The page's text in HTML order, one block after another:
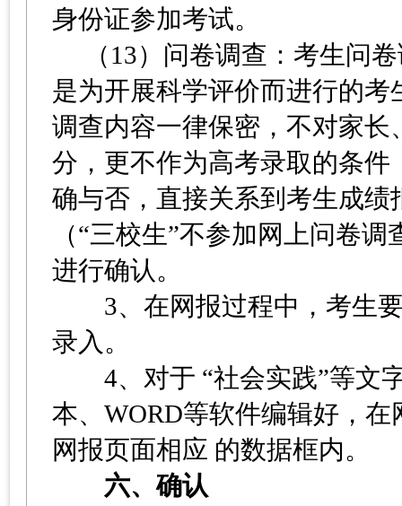
身份证参加考试。
（13）问卷调查：考生问卷
是为开展科学评价而进行的
调查内容一律保密，不对家
分，更不作为高考录取的条
确与否，直接关系到考生成
（“三校生”不参加网上问卷
进行确认。
3、在网报过程中，考生要
录入。
4、对于 “社会实践”等文
本、WORD等软件编辑好，在
网报页面相应 的数据框内。
六、确认